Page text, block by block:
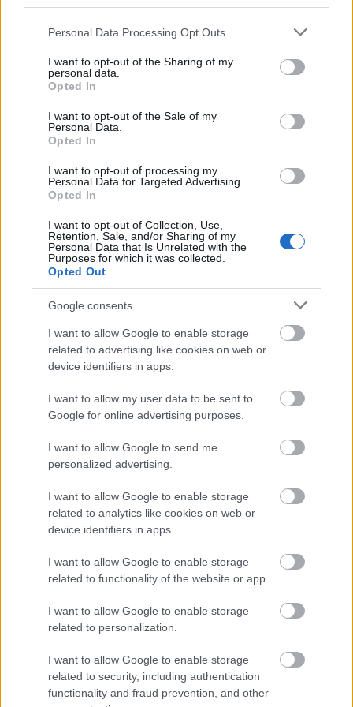
Please note that this website/app uses one or more Google
not limited to your visit or usage behaviour. You may click to
grant or deny consent to Google and its third-party tags to
use your data for below specified purposes in below Google
consent section.
Personal Data Processing Opt Outs
I want to opt-out of the Sharing of my
personal data.
Opted In
I want to opt-out of the Sale of my
Personal Data.
Opted In
I want to opt-out of processing my
Personal Data for Targeted Advertising.
Opted In
I want to opt-out of Collection, Use,
Retention, Sale, and/or Sharing of my
Personal Data that Is Unrelated with the
Purposes for which it was collected.
Opted Out
Google consents
I want to allow Google to enable storage
related to advertising like cookies on web or
device identifiers in apps.
I want to allow my user data to be sent to
Google for online advertising purposes.
I want to allow Google to send me
personalized advertising.
I want to allow Google to enable storage
related to analytics like cookies on web or
device identifiers in apps.
I want to allow Google to enable storage
related to functionality of the website or app.
I want to allow Google to enable storage
related to personalization.
I want to allow Google to enable storage
related to security, including authentication
functionality and fraud prevention, and other
Forrás:Hirado.hu
Koncert Film Budapest Sziget Zenekarok
VALMAR – ÉV VÉGI SZUPERKONCERT AZ
ARÉNÁBAN